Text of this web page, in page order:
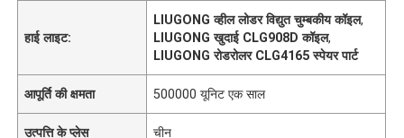
हाई लाइट:
LIUGONG व्हील लोडर विद्युत चुम्बकीय कॉइल,
LIUGONG खुदाई CLG908D कॉइल,
LIUGONG रोडरोलर CLG4165 स्पेयर पार्ट
आपूर्ति की क्षमता 500000 यूनिट एक साल
उत्पत्ति के प्लेस चीन